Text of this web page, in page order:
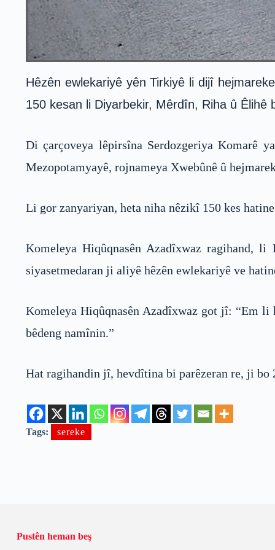
Hêzên ewlekariyê yên Tirkiyê li dijî
150 kesan li Diyarbekir, Mêrdîn, Riha û Êlihê
Di çarçoveya lêpirsîna Serdozgeriya Komarê
Mezopotamyayê, rojnameya Xwebûnê û
Li gor zanyariyan, heta niha nêzikî 150 kes
Komeleya Hiqûqnasên Azadîxwaz ragihand,
siyasetmedaran ji aliyê hêzên ewlekariyê ve
Komeleya Hiqûqnasên Azadîxwaz got jî: “Em
bêdeng namînin.”
Hat ragihandin jî, hevdîtina bi parêzeran re, ji
Tags: sereke
Pustên heman beş